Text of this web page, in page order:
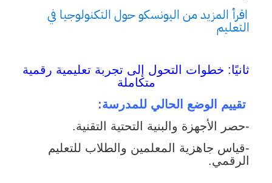
اقرأ المزيد من اليونسكو حول التكنولوجيا في
التعليم
ثانيًا: خطوات التحول إلى تجربة تعليمية رقمية
متكاملة
تقييم الوضع الحالي للمدرسة:
-حصر الأجهزة والبنية التحتية التقنية.
-قياس جاهزية المعلمين والطلاب للتعليم
الرقمي.